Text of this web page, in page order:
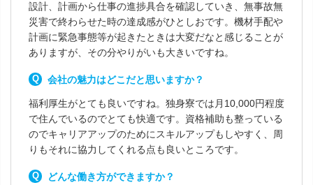
設計、計画から仕事の進捗具合を確認していき、無事故無
災害で終わらせた時の達成感がひとしおです。機材手配や
計画に緊急事態等が起きたときは大変だなと感じることが
ありますが、その分やりがいも大きいですね。
会社の魅力はどこだと思いますか？
福利厚生がとても良いですね。独身寮では月10,000円程度
で住んでいるのでとても快適です。資格補助も整っている
のでキャリアアップのためにスキルアップもしやすく、周
りもそれに協力してくれる点も良いところです。
どんな働き方ができますか？